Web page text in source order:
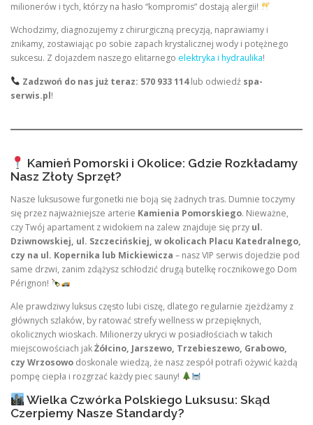
milionerów i tych, którzy na hasło “kompromis” dostają alergii!
Wchodzimy, diagnozujemy z chirurgiczną precyzją, naprawiamy i
znikamy, zostawiając po sobie zapach krystalicznej wody i potężnego
sukcesu. Z dojazdem naszego elitarnego elektryka i hydraulika!
Zadzwoń do nas już teraz: 570 933 114lub odwiedź spa-
serwis.pl!
Kamień Pomorski i Okolice: Gdzie Rozkładamy
Nasz Złoty Sprzęt?
Nasze luksusowe furgonetki nie boją się żadnych tras. Dumnie toczymy
się przez najważniejsze arterie Kamienia Pomorskiego. Nieważne,
czy Twój apartament z widokiem na zalew znajduje się przy ul.
Dziwnowskiej, ul. Szczecińskiej, w okolicach Placu Katedralnego,
czy na ul. Kopernika lub Mickiewicza – nasz VIP serwis dojedzie pod
same drzwi, zanim zdążysz schłodzić drugą butelkę rocznikowego Dom
Pérignon!
Ale prawdziwy luksus często lubi ciszę, dlatego regularnie zjeżdżamy z
głównych szlaków, by ratować strefy wellness w przepięknych,
okolicznych wioskach. Milionerzy ukryci w posiadłościach w takich
miejscowościach jakŻółcino, Jarszewo, Trzebieszewo, Grabowo,
czy Wrzosowo doskonale wiedzą, że nasz zespół potrafi ożywić każdą
pompę ciepła i rozgrzać każdy piec sauny!
Wielka Czwórka Polskiego Luksusu: Skąd
Czerpiemy Nasze Standardy?